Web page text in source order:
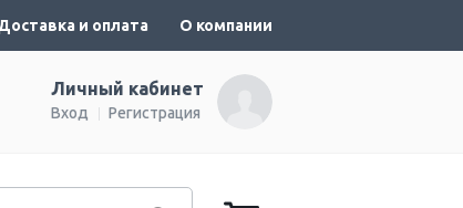
и оплата О компании
Личный кабинет
Вход Регистрация